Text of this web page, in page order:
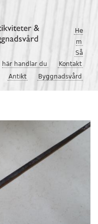
He
m
Så
här handlar du
Kontakt
Antikt
Byggnadsvård